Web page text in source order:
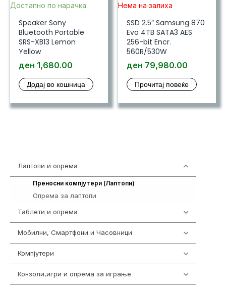
Лаптопи и опрема
Преносни компјутери (Лаптопи)
Опрема за лаптопи
Таблети и опрема
Мобилни, Смартфони и Часовници
Компјутери
Конзоли,игри и опрема за играње
Достапно по нарачка
Speaker Sony
Bluetooth Portable
SRS-XB13 Lemon
Yellow
ден 1,680.00
Додај во кошница
Нема на залиха
SSD 2.5″ Samsung 870
Evo 4TB SATA3 AES
256-bit Encr.
560R/530W
ден 79,980.00
Прочитај повеќе